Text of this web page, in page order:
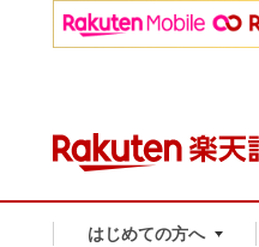
はじめての方へ